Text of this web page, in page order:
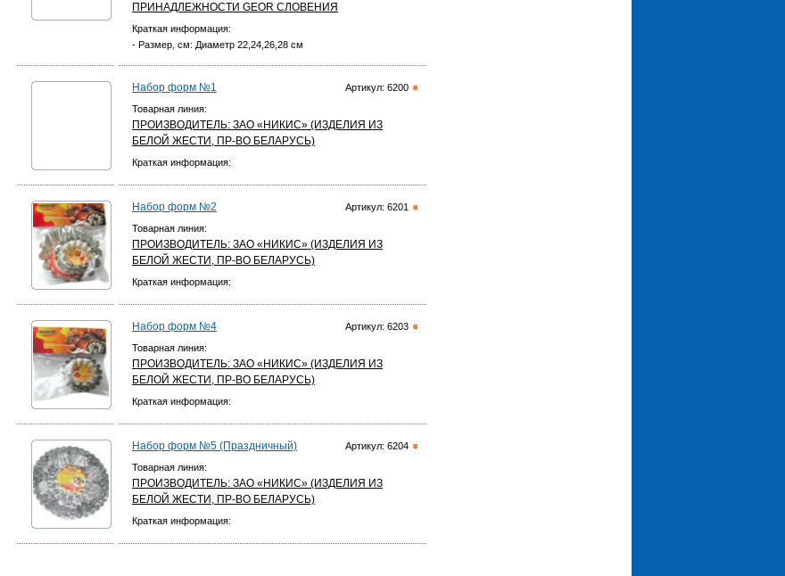
ПРИНАДЛЕЖНОСТИ GEOR СЛОВЕНИЯ
Краткая информация:
- Размер, см: Диаметр 22,24,26,28 см
Артикул: 6200
Набор форм №1
Товарная линия:
ПРОИЗВОДИТЕЛЬ: ЗАО «НИКИС» (ИЗДЕЛИЯ ИЗ
БЕЛОЙ ЖЕСТИ, ПР-ВО БЕЛАРУСЬ)
Краткая информация:
Артикул: 6201
Набор форм №2
Товарная линия:
ПРОИЗВОДИТЕЛЬ: ЗАО «НИКИС» (ИЗДЕЛИЯ ИЗ
БЕЛОЙ ЖЕСТИ, ПР-ВО БЕЛАРУСЬ)
Краткая информация:
Артикул: 6203
Набор форм №4
Товарная линия:
ПРОИЗВОДИТЕЛЬ: ЗАО «НИКИС» (ИЗДЕЛИЯ ИЗ
БЕЛОЙ ЖЕСТИ, ПР-ВО БЕЛАРУСЬ)
Краткая информация:
Артикул: 6204
Набор форм №5 (Праздничный)
Товарная линия:
ПРОИЗВОДИТЕЛЬ: ЗАО «НИКИС» (ИЗДЕЛИЯ ИЗ
БЕЛОЙ ЖЕСТИ, ПР-ВО БЕЛАРУСЬ)
Краткая информация: